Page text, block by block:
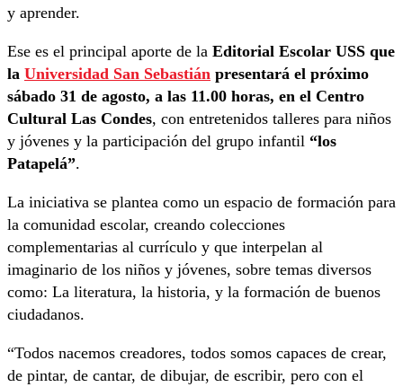
y aprender.
Ese es el principal aporte de la Editorial Escolar USS que
la Universidad San Sebastián presentará el próximo
sábado 31 de agosto, a las 11.00 horas, en el Centro
Cultural Las Condes, con entretenidos talleres para niños
y jóvenes y la participación del grupo infantil “los
Patapelá”.
La iniciativa se plantea como un espacio de formación para
la comunidad escolar, creando colecciones
complementarias al currículo y que interpelan al
imaginario de los niños y jóvenes, sobre temas diversos
como: La literatura, la historia, y la formación de buenos
ciudadanos.
“Todos nacemos creadores, todos somos capaces de crear,
de pintar, de cantar, de dibujar, de escribir, pero con el